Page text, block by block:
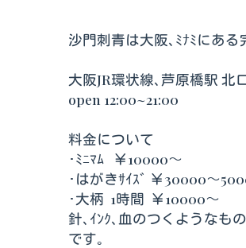
沙門刺青は大阪､ﾐﾅﾐにある
大阪JR環状線､芦原橋駅 北
open 12:00~21:00
料金について
･ﾐﾆﾏﾑ ￥10000〜
･はがきｻｲｽﾞ ￥30000〜
･大柄 1時間 ￥10000〜
針､ｲﾝｸ､血のつくようなも
です｡